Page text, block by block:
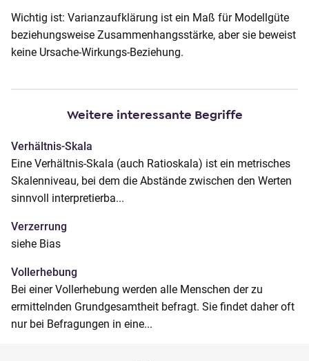
Wichtig ist: Varianzaufklärung ist ein Maß für Modellgüte
beziehungsweise Zusammenhangsstärke, aber sie beweist
keine Ursache-Wirkungs-Beziehung.
Weitere interessante Begriffe
Verhältnis-Skala
Eine Verhältnis-Skala (auch Ratioskala) ist ein metrisches
Skalenniveau, bei dem die Abstände zwischen den Werten
sinnvoll interpretierba...
Verzerrung
siehe Bias
Vollerhebung
Bei einer Vollerhebung werden alle Menschen der zu
ermittelnden Grundgesamtheit befragt. Sie findet daher oft
nur bei Befragungen in eine...